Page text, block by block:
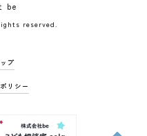
be
reserved.
プ
リシー